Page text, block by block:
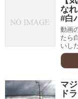
な
#白
動画
たら
いし
マ
ド